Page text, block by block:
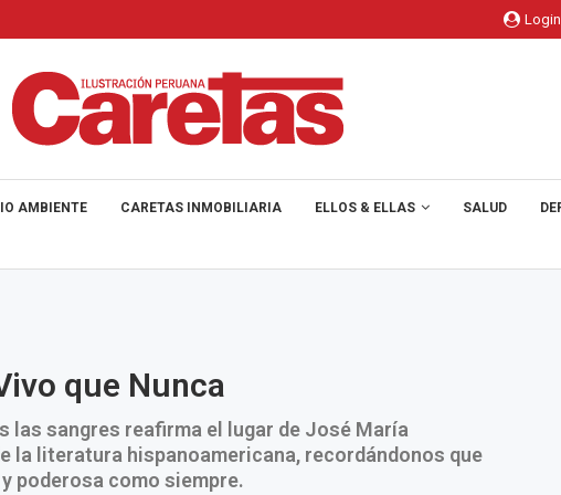
AMBIENTE CARETAS INMOBILIARIA ELLOS & ELLAS SALUD
que Nunca
las sangres reafirma el lugar de José María
la literatura hispanoamericana, recordándonos que
poderosa como siempre.